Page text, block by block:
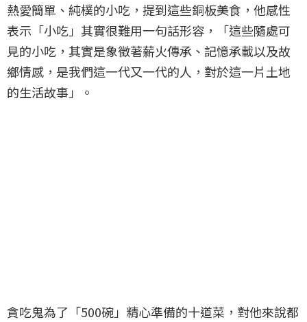
熱愛簡單、純樸的小吃，提到這些銅板美食，他感性
表示「小吃」其實很難用一句話形容，「這些隨處可
見的小吃，其實是象徵著薪火傳承、記憶承載以及故
鄉情感，是我們這一代又一代的人，對於這一片土地
的生活故事」。
貪吃鬼為了「500碗」精心準備的十道菜，對他來說都